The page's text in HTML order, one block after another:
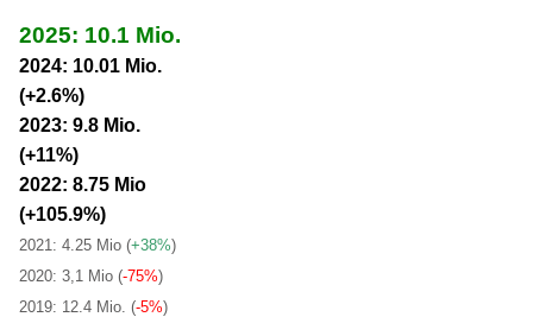
2025: 10.1 Mio.
2024: 10.01 Mio.
(+2.6%)
2023: 9.8 Mio.
(+11%)
2022: 8.75 Mio
(+105.9%)
2021: 4.25 Mio (+38%)
2020: 3,1 Mio (-75%)
2019: 12.4 Mio. (-5%)